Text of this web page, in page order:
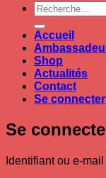
Recherche
pour :
Accueil
Shop
Actualités
Contact
Se connecter
Se
Identifiant ou e-mail